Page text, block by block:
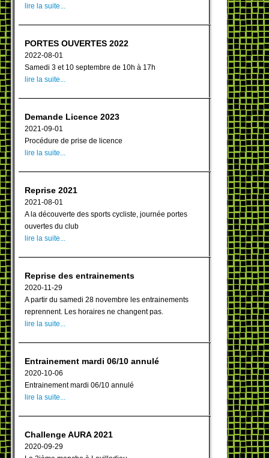
lire la suite...
PORTES OUVERTES 2022
2022-08-01
Samedi 3 et 10 septembre de 10h à 17h
lire la suite...
Demande Licence 2023
2021-09-01
Procédure de prise de licence
lire la suite...
Reprise 2021
2021-08-01
A la découverte des sports cycliste, journée portes
ouvertes du club
lire la suite...
Reprise des entrainements
2020-11-29
A partir du samedi 28 novembre les entrainements
reprennent. Les horaires ne changent pas.
lire la suite...
Entrainement mardi 06/10 annulé
2020-10-06
Entrainement mardi 06/10 annulé
lire la suite...
Challenge AURA 2021
2020-09-29